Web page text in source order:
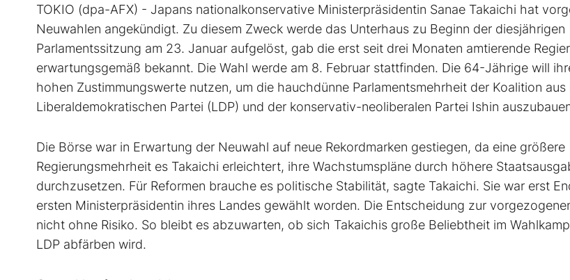
TOKIO (dpa-AFX) - Japans nationalkonservative Ministerpräsidentin Sanae Takaichi hat
Neuwahlen angekündigt. Zu diesem Zweck werde das Unterhaus zu Beginn der diesjährigen
Parlamentssitzung am 23. Januar aufgelöst, gab die erst seit drei Monaten amtierende
erwartungsgemäß bekannt. Die Wahl werde am 8. Februar stattfinden. Die 64-Jährige will
hohen Zustimmungswerte nutzen, um die hauchdünne Parlamentsmehrheit der Koalition aus
Liberaldemokratischen Partei (LDP) und der konservativ-neoliberalen Partei Ishin
Die Börse war in Erwartung der Neuwahl auf neue Rekordmarken gestiegen, da eine größere
Regierungsmehrheit es Takaichi erleichtert, ihre Wachstumspläne durch höhere
durchzusetzen. Für Reformen brauche es politische Stabilität, sagte Takaichi. Sie war erst
ersten Ministerpräsidentin ihres Landes gewählt worden. Die Entscheidung zur
nicht ohne Risiko. So bleibt es abzuwarten, ob sich Takaichis große Beliebtheit im
LDP abfärben wird.